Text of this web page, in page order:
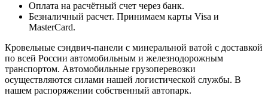
Оплата на расчётный счет через банк.
Безналичный расчет. Принимаем карты Visa и
MasterCard.
Кровельные сэндвич-панели с минеральной ватой с доставкой
по всей России автомобильным и железнодорожным
транспортом. Автомобильные грузоперевозки
осуществляются силами нашей логистической службы. В
нашем распоряжении собственный автопарк.